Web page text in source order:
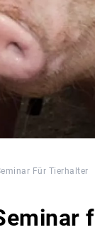
Für Tierhalter